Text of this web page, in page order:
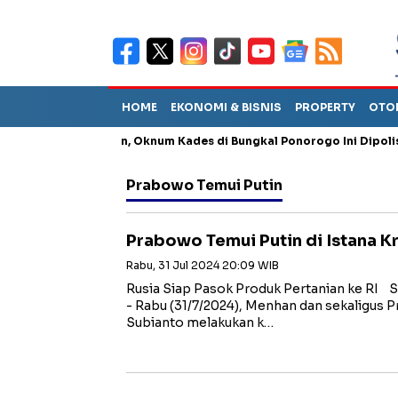
HOME EKONOMI & BISNIS PROPERTY
Penganiayaan, Oknum Kades di Bungkal Ponorogo Ini
Prabowo Temui Putin
Prabowo Temui Putin di Istana
Rabu, 31 Jul 2024 20:09 WIB
Rusia Siap Pasok Produk Pertanian ke RI
- Rabu (31/7/2024), Menhan dan sekaligus
Subianto melakukan k…